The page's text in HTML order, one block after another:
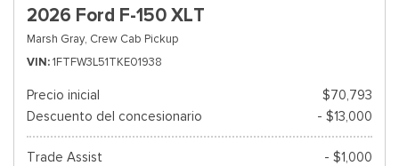
2026 Ford F-150 XLT
Marsh Gray, Crew Cab Pickup
VIN 1FTFW3L51TKE01938
Precio inicial
$70,793
Descuento del concesionario
- $13,000
Trade Assist
- $1,000